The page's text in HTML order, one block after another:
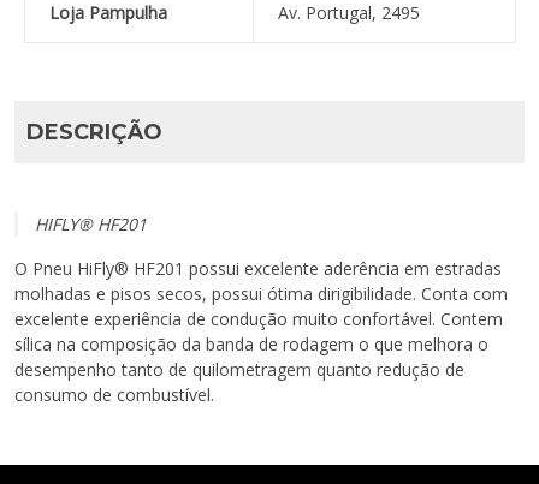
Loja Pampulha Av. Portugal, 2495
DESCRIÇÃO
HIFLY® HF201
O Pneu HiFly® HF201 possui excelente aderência em estradas
molhadas e pisos secos, possui ótima dirigibilidade. Conta com
excelente experiência de condução muito confortável. Contem
sílica na composição da banda de rodagem o que melhora o
desempenho tanto de quilometragem quanto redução de
consumo de combustível.